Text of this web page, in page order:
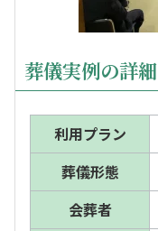
葬儀実例の詳細
利用プラン
葬儀形態
会葬者